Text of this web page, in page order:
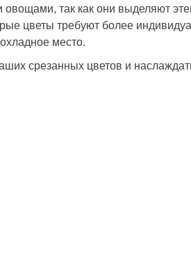
так как они выделяют
цветы требуют более
место.
срезанных цветов и